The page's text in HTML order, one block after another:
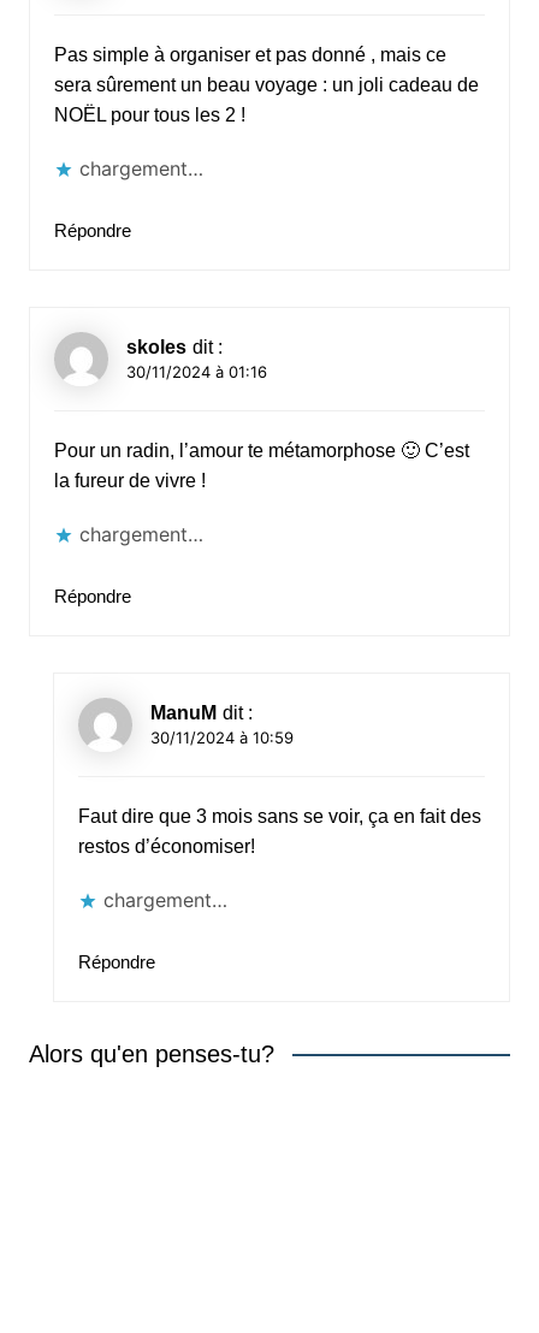
Pas simple à organiser et pas donné , mais ce
sera sûrement un beau voyage : un joli cadeau de
NOËL pour tous les 2 !
chargement…
Répondre
skoles dit :
30/11/2024 à 01:16
Pour un radin, l’amour te métamorphose 🙂 C’est
la fureur de vivre !
chargement…
Répondre
ManuM dit :
30/11/2024 à 10:59
Faut dire que 3 mois sans se voir, ça en fait des
restos d’économiser!
chargement…
Répondre
Alors qu'en penses-tu?